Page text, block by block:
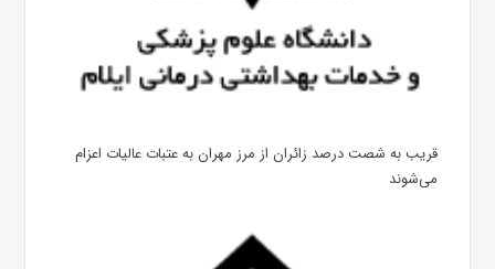
قریب به شصت درصد زائران از مرز مهران به عتبات عالیات اعزام
می‌شوند